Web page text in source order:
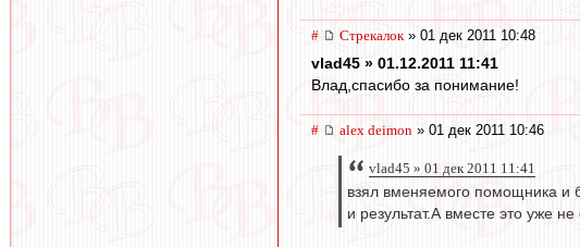
# Стрекалок » 01 дек 2011 10:48
vlad45 » 01.12.2011 11:41
Влад,спасибо за понимание!
# alex deimon » 01 дек 2011 10:46
vlad45 » 01 дек 2011 11:41
взял вменяемого помощника и
и результат.А вместе это уже